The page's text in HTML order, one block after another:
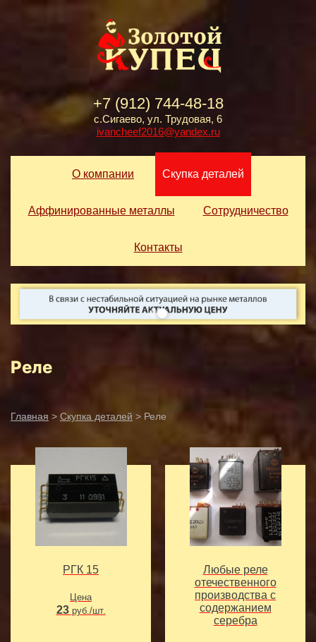
+7 (912) 744-48-18
с.Сигаево, ул. Трудовая, 6
ivancheef2016@yandex.ru
О компании Скупка деталей
Аффинированные металлы Сотрудничество
Контакты
Реле
Главная > Скупка деталей > Реле
РГК 15
Цена
23 руб./шт.
Любые реле
отечественного
производства с
содeржанием
серебра